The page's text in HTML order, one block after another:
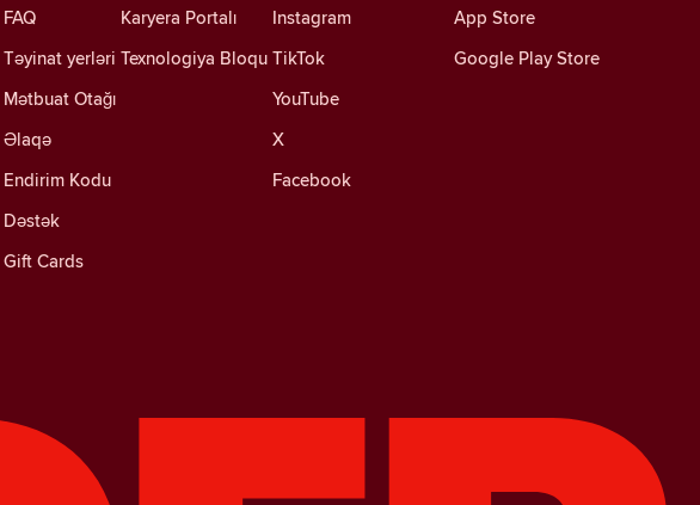
Instagram
TikTok
YouTube
X
Facebook
Karyera Portalı
Texnologiya Bloqu
FAQ
Təyinat yerləri
Mətbuat Otağı
Əlaqə
Endirim Kodu
Dəstək
Gift Cards
App Store
Google Play Store